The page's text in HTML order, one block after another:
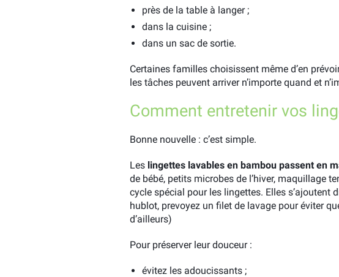
près de la table à langer ;
dans la cuisine ;
dans un sac de sortie.
Certaines familles choisissent même d’en
les tâches peuvent arriver n’importe quand et
Comment entretenir vos
Bonne nouvelle : c’est simple.
Les lingettes lavables en bambou passent en
de bébé, petits microbes de l’hiver, maquillage
cycle spécial pour les lingettes. Elles s’ajoutent
hublot, prevoyez un filet de lavage pour éviter
d’ailleurs)
Pour préserver leur douceur :
évitez les adoucissants ;